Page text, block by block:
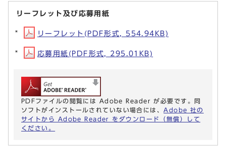
リーフレット及び応募用紙
リーフレット(PDF形式, 554.94KB)
応募用紙(PDF形式, 295.01KB)
PDFファイルの閲覧には Adobe Reader が必要です。同
ソフトがインストールされていない場合には、 Adobe 社の
サイトから Adobe Reader をダウンロード（無償）して
ください。